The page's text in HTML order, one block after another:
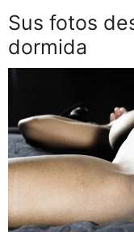
Sus fotos
dormida